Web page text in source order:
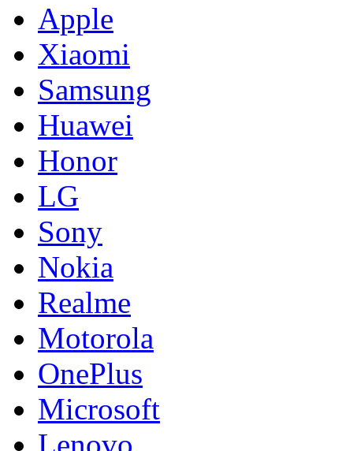
Apple
Xiaomi
Samsung
Huawei
Honor
LG
Sony
Nokia
Realme
Motorola
OnePlus
Microsoft
Lenovo